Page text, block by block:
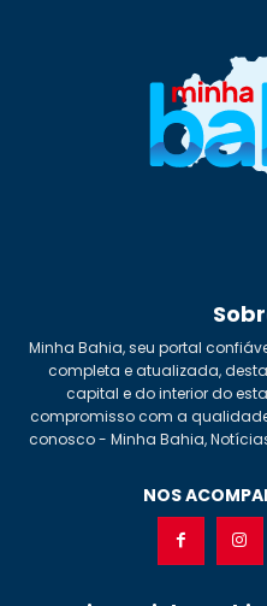
Minha Bahia, seu portal
completa e atualizada,
capital e do interior do
compromisso com a
conosco - Minha Bahia,
NOS